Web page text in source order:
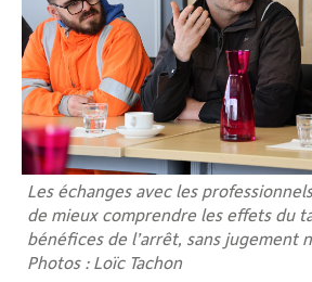
Les échanges avec les
de mieux comprendre les effets du
bénéfices de l’arrêt, sans jugement
Photos : Loïc Tachon